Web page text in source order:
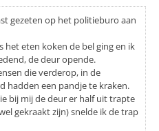
gezeten op het politieburo aan
eten koken de bel ging en ik
de deur opende.
die verderop, in de
hadden een pandje te kraken.
bij mij de deur er half uit trapte
gekraakt zijn) snelde ik de trap